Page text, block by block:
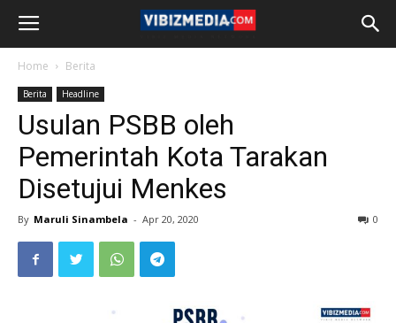
Home Berita
Berita Headline
Usulan PSBB oleh
Pemerintah Kota Tarakan
Disetujui Menkes
By Maruli Sinambela - Apr 20, 2020 0